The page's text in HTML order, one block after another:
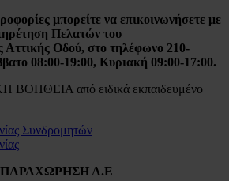
μπορείτε να επικοινωνήσετε με
Πελατών του
Αττικής Οδού, στο τηλέφωνο 210-
08:00-19:00, Κυριακή 09:00-17:00.
από ειδικά εκπαιδευμένο
Συνδρομητών
Α.Ε